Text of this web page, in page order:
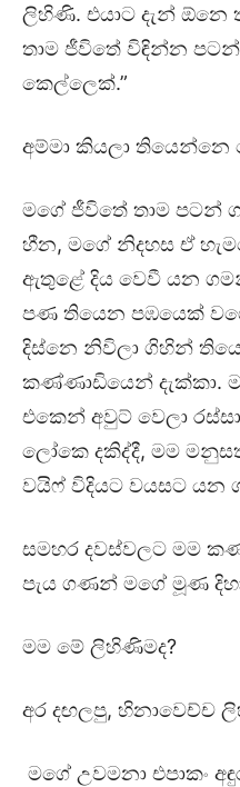
ලිහිණි. එයාට දැන්
තාම ජීවිතේ විඳින්න
කෙල්ලෙක්.”
අම්මා කියලා
මගේ ජීවිතේ තාම පටන්
හීන, මගේ නිදහස ඒ
ඇතුළේ දිය වෙවී යන
පණ තියෙන පඹයෙක්
දිස්නෙ නිවිලා ගිහින්
කණ්ණාඩියෙන් දැක්කා.
එකෙන් අවුට් වෙලා
ලෝකෙ දකිද්දී, මම
වයිෆ් විදියට වයසට යන
සමහර දවස්වලට මම
පැය ගණන් මගේ මූණ
මම මේ ලිහිණිමද?
අර දඟලපු, හිනාවෙච්ච
මගේ උවමනා එපාකං